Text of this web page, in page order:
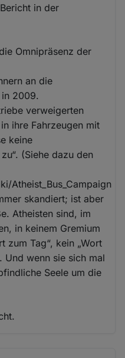
in der
Omnipräsenz der
an die
2009.
verweigerten
ihre Fahrzeugen mit
keine
(Siehe dazu den
Atheist_Bus_Campaign
skandiert; ist aber
Atheisten sind, im
in keinem Gremium
zum Tag“, kein „Wort
Und wenn sie sich mal
Seele um die